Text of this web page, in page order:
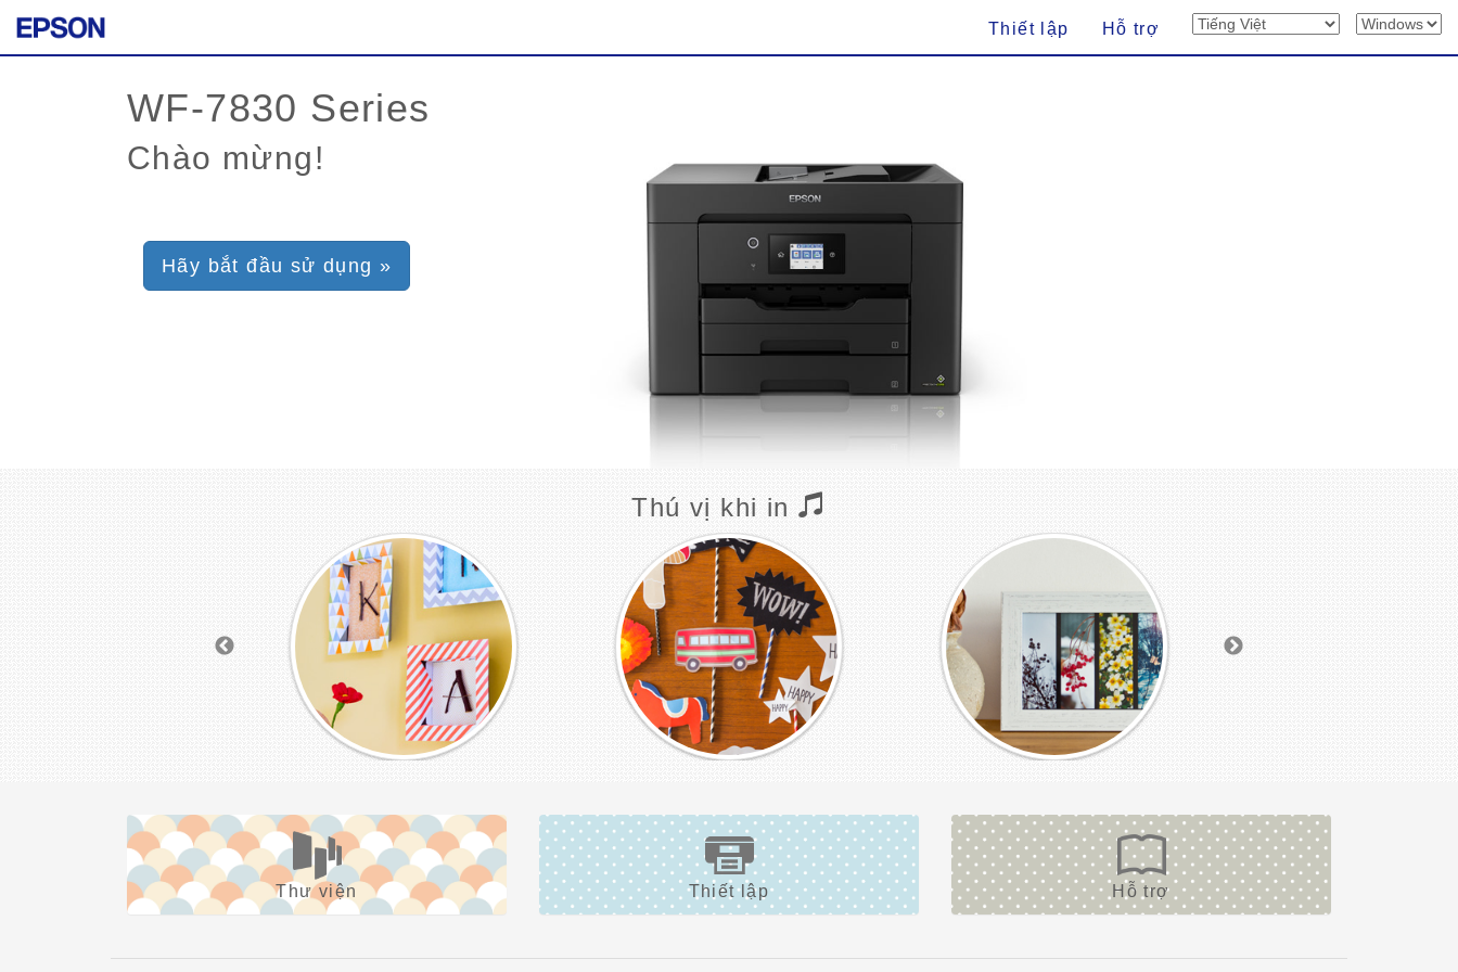
Thiết lập Hỗ trợ
Chào mừng!
Hãy bắt đầu sử dụng »
Thú vị khi in
Thư viện Thiết lập Hỗ trợ